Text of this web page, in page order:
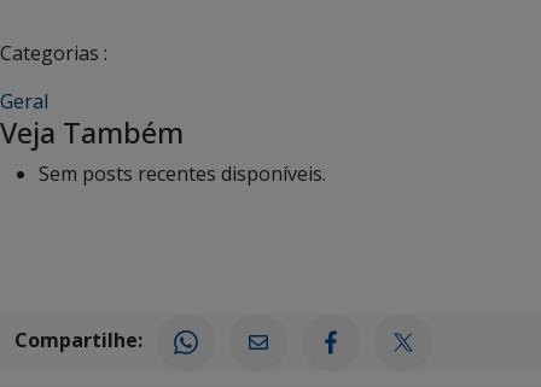
Categorias :
Geral
Veja Também
Sem posts recentes disponíveis.
Compartilhe: